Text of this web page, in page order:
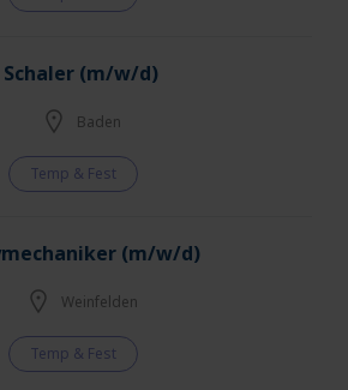
Schaler (m/w/d)
Baden
Temp & Fest
(m/w/d)
Weinfelden
Temp & Fest